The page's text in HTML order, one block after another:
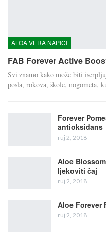
ALOA VERA NAPICI
FAB Forever Active
Svi znamo kako može biti
posla, rokova, škole, nogometa,
Forever
antioksidans
ruj 2, 2018
Aloe
ljekoviti čaj
ruj 2, 2018
Aloe Forever
ruj 2, 2018